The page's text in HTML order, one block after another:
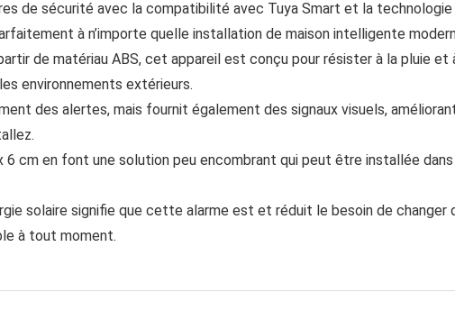
de sécurité avec la compatibilité avec Tuya Smart et la technologie
à n’importe quelle installation de maison intelligente
de matériau ABS, cet appareil est conçu pour résister à la pluie et
environnements extérieurs.
des alertes, mais fournit également des signaux visuels,
6 cm en font une solution peu encombrant qui peut être installée dans
solaire signifie que cette alarme est et réduit le besoin de changer
à tout moment.